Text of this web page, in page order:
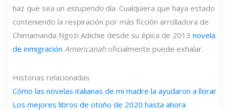
haz que sea un estupendodía. Cualquiera que haya estado
conteniendo la respiración por más ficción arrolladora de
Chimamanda Ngozi Adichie desde su épica de 2013 novela
de inmigración Americanahoficialmente puede exhalar.
Historias relacionadas
Cómo las novelas italianas de mi madre la ayudaron a llorar
Los mejores libros de otoño de 2020 hasta ahora